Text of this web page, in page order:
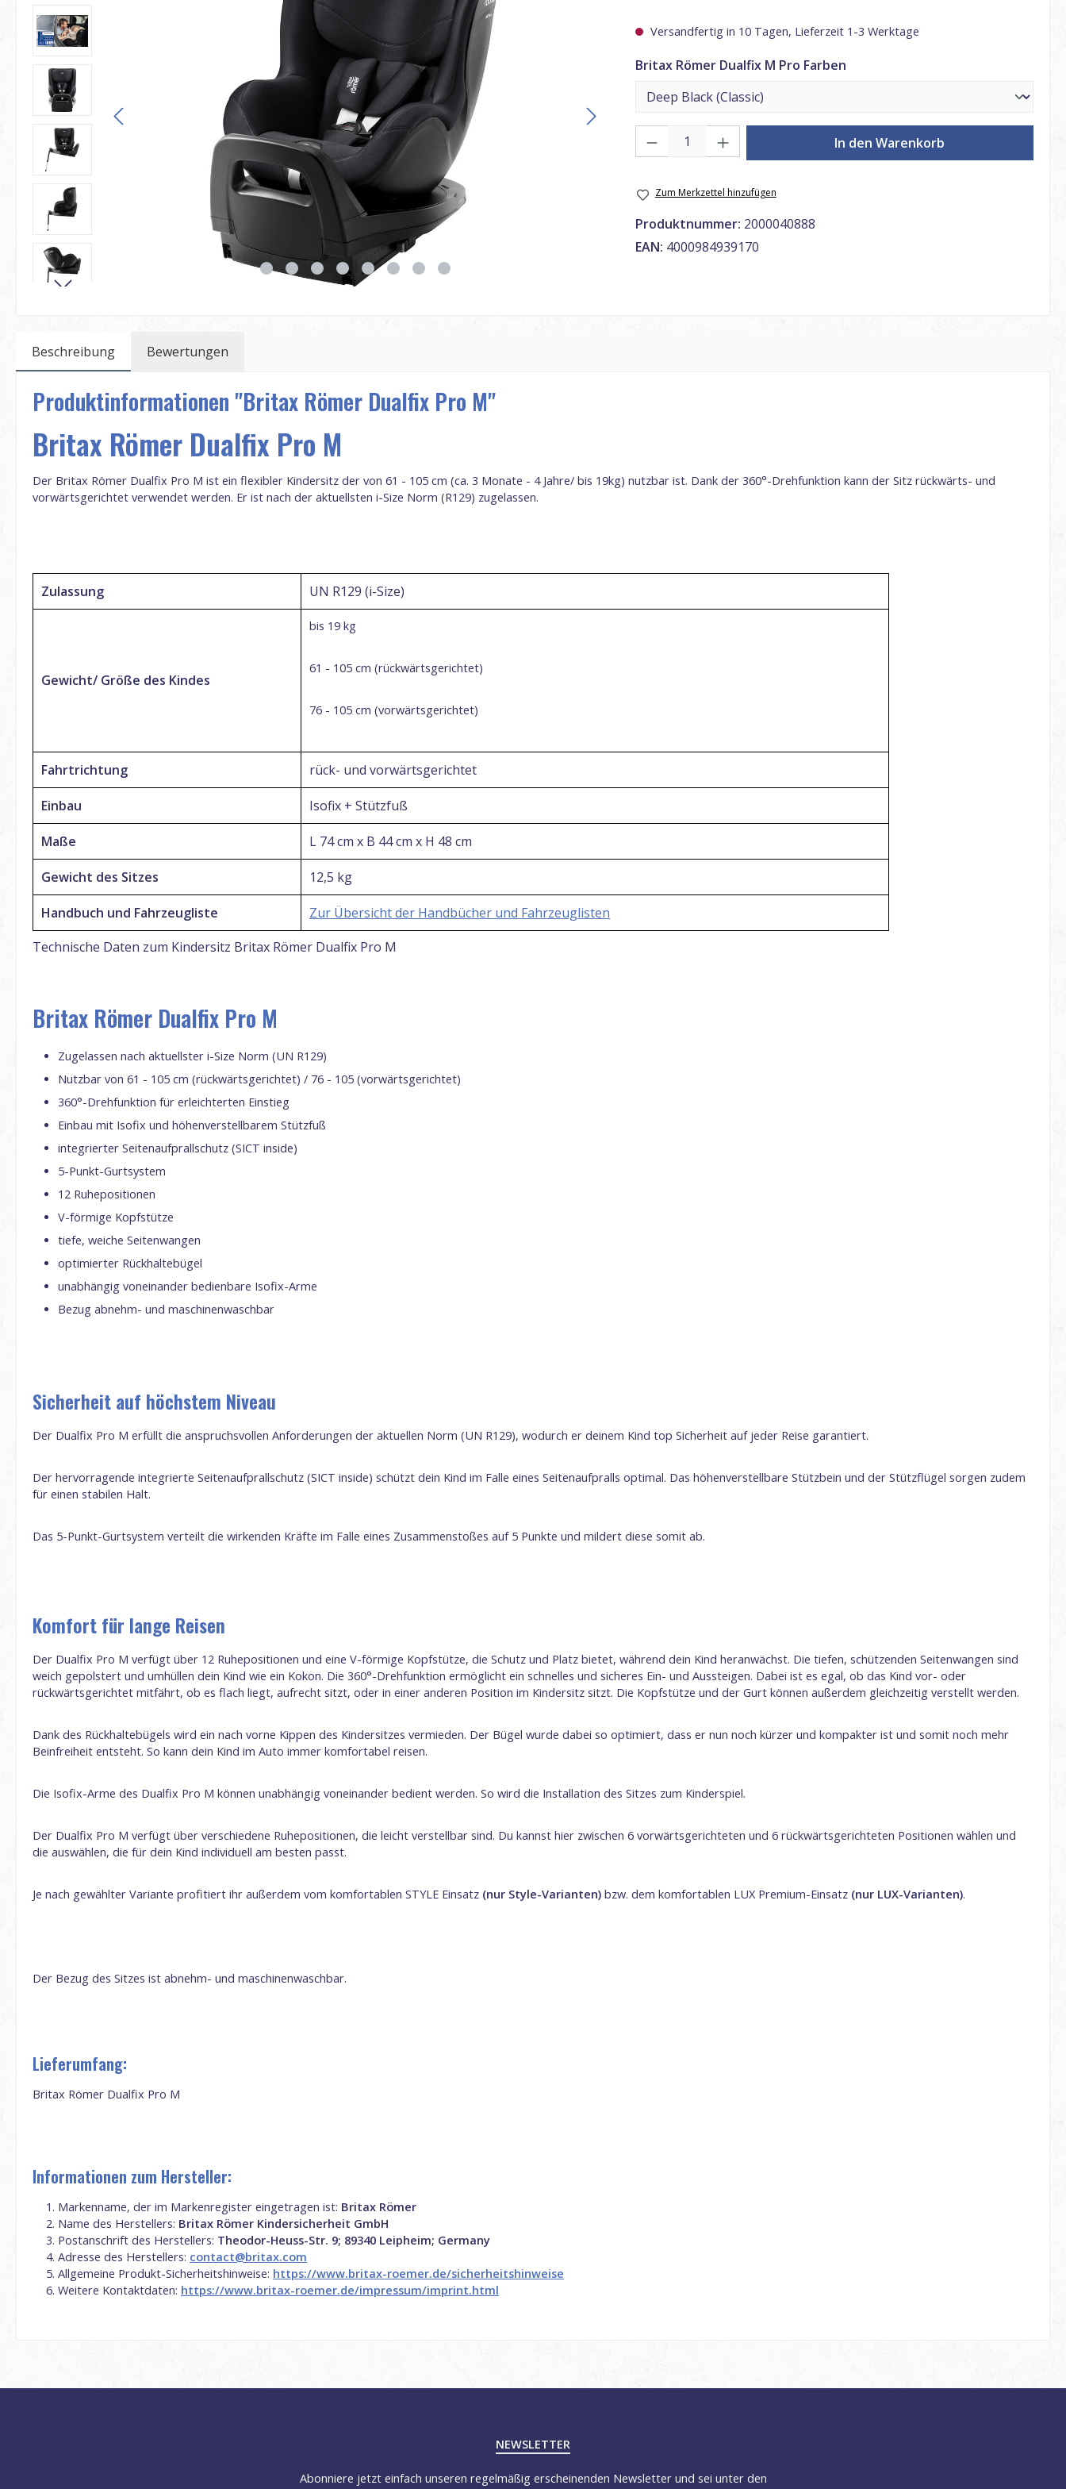
Versandfertig in 10 Tagen, Lieferzeit 1-3 Werktage
Britax Römer Dualfix M Pro Farbenauswählen
Produkt Anzahl: Gib den gewünschten Wert ein oder benutze die Schaltflächen um
In den Warenkorb
Zum Merkzettel hinzufügen
Produktnummer: 2000040888
EAN: 4000984939170
Beschreibung Bewertungen
Produktinformationen "Britax Römer Dualfix Pro M"
Britax Römer Dualfix Pro M
Der Britax Römer Dualfix Pro M ist ein flexibler Kindersitz der von 61 - 105 cm (ca. 3 Monate - 4 Jahre/ bis 19kg) nutzbar ist. Dank der 360°-Drehfunktion kann der Sitz rückwärts- und
vorwärtsgerichtet verwendet werden. Er ist nach der aktuellsten i-Size Norm (R129) zugelassen.
Technische Daten zum Kindersitz Britax Römer Dualfix Pro M
Zulassung UN R129 (i-Size)
Gewicht/ Größe des Kindes
bis 19 kg
61 - 105 cm (rückwärtsgerichtet)
76 - 105 cm (vorwärtsgerichtet)
Fahrtrichtung rück- und vorwärtsgerichtet
Einbau Isofix + Stützfuß
Maße L 74cm x B 44 cm x H 48 cm
Gewicht des Sitzes 12,5 kg
Handbuch und Fahrzeugliste Zur Übersicht der Handbücher und Fahrzeuglisten
Britax Römer Dualfix Pro M
Zugelassen nach aktuellster i-Size Norm (UN R129)
Nutzbar von 61 - 105 cm (rückwärtsgerichtet) / 76 - 105 (vorwärtsgerichtet)
360°-Drehfunktion für erleichterten Einstieg
Einbau mit Isofix und höhenverstellbarem Stützfuß
integrierter Seitenaufprallschutz (SICT inside)
5-Punkt-Gurtsystem
12 Ruhepositionen
V-förmige Kopfstütze
tiefe, weiche Seitenwangen
optimierter Rückhaltebügel
unabhängig voneinander bedienbare Isofix-Arme
Bezug abnehm- und maschinenwaschbar
Sicherheit auf höchstem Niveau
Der Dualfix Pro M erfüllt die anspruchsvollen Anforderungen der aktuellen Norm (UN R129), wodurch er deinem Kind top Sicherheit auf jeder Reise garantiert.
Der hervorragende integrierte Seitenaufprallschutz (SICT inside) schützt dein Kind im Falle eines Seitenaufpralls optimal. Das höhenverstellbare Stützbein und der Stützflügel sorgen zudem
für einen stabilen Halt.
Das 5-Punkt-Gurtsystem verteilt die wirkenden Kräfte im Falle eines Zusammenstoßes auf 5 Punkte und mildert diese somit ab.
Komfort für lange Reisen
Der Dualfix Pro M verfügt über 12 Ruhepositionen und eine V-förmige Kopfstütze, die Schutz und Platz bietet, während dein Kind heranwächst. Die tiefen, schützenden Seitenwangen sind
weich gepolstert und umhüllen dein Kind wie ein Kokon. Die 360°-Drehfunktion ermöglicht ein schnelles und sicheres Ein- und Aussteigen. Dabei ist es egal, ob das Kind vor- oder
rückwärtsgerichtet mitfährt, ob es flach liegt, aufrecht sitzt, oder in einer anderen Position im Kindersitz sitzt. Die Kopfstütze und der Gurt können außerdem gleichzeitig verstellt werden.
Dank des Rückhaltebügels wird ein nach vorne Kippen des Kindersitzes vermieden. Der Bügel wurde dabei so optimiert, dass er nun noch kürzer und kompakter ist und somit noch mehr
Beinfreiheit entsteht. So kann dein Kind im Auto immer komfortabel reisen.
Die Isofix-Arme des Dualfix Pro M können unabhängig voneinander bedient werden. So wird die Installation des Sitzes zum Kinderspiel.
Der Dualfix Pro M verfügt über verschiedene Ruhepositionen, die leicht verstellbar sind. Du kannst hier zwischen 6 vorwärtsgerichteten und 6 rückwärtsgerichteten Positionen wählen und
die auswählen, die für dein Kind individuell am besten passt.
Je nach gewählter Variante profitiert ihr außerdem vom komfortablen STYLE Einsatz (nur Style-Varianten) bzw. dem komfortablen LUX Premium-Einsatz (nur LUX-Varianten).
Der Bezug des Sitzes ist abnehm- und maschinenwaschbar.
Lieferumfang:
Britax Römer Dualfix Pro M
Informationen zum Hersteller:
Markenname, der im Markenregister eingetragen ist: Britax Römer
Name des Herstellers: Britax Römer Kindersicherheit GmbH
Postanschrift des Herstellers: Theodor-Heuss-Str. 9; 89340 Leipheim; Germany
Adresse des Herstellers: contact@britax.com
Allgemeine Produkt-Sicherheitshinweise: https://www.britax-roemer.de/sicherheitshinweise
Weitere Kontaktdaten: https://www.britax-roemer.de/impressum/imprint.html
NEWSLETTER
Abonniere jetzt einfach unseren regelmäßig erscheinenden Newsletter und sei unter den